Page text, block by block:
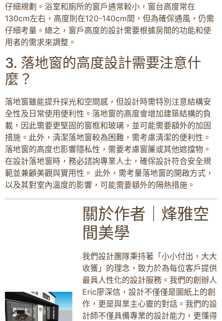
仔細規劃。浴室和廁所的窗戶通常較小，窗台高度常在
130cm左右，高度則在120-140cm間，但為確保通風，仍需
仔細考量。總之，窗戶高度的設計需要根據房間的功能和使
用者的需求來調整。
3. 落地窗的高度設計需要注意什
麼？
落地窗雖能提升採光和空間感，但設計時需特別注意結構安
全性及日常使用便利性。落地窗的高度會增加建築結構的負
載，因此需要更堅固的窗框和玻璃，並可能需要額外的加固
措施。此外，清潔落地窗較為困難，需考慮清潔的便利性。
落地窗的高度也影響隱私性，需要考慮窗簾或其他遮擋物。
在設計落地窗時，務必諮詢專業人士，確保設計符合安全規
範並兼顧美觀與實用性。 此外，需考量落地窗的開啟方式，
以及其對室內溫度的影響，可能需要額外的隔熱措施。
關於作者｜烽雅空
間美學
我們設計團隊秉持著「小小付出，大大
收獲」的理念，致力於為每位客戶提供
最具人性化的設計服務。我們的創辦人
Eric廖深信，設計不僅僅是圖紙上的創
作，更是與業主心靈的對話。我們的設
計師不僅具備專業的設計能力，更懂得